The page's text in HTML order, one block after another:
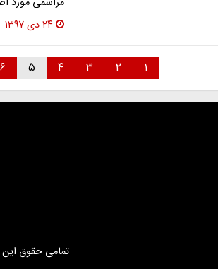
۲۴ دی ۱۳۹۷
۱ ۲ ۳ ۴ ۵ ۶
تمامی حقوق این